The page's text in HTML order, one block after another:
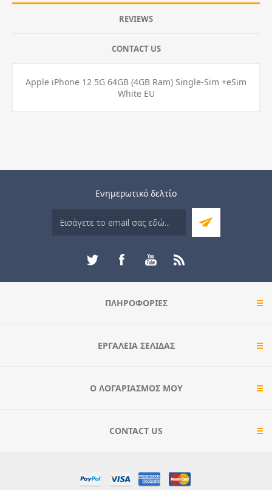
REVIEWS
CONTACT US
Apple iPhone 12 5G 64GB (4GB Ram) Single-Sim +eSim
White EU
Ενημερωτικό δελτίο
ΠΛΗΡΟΦΟΡΊΕΣ
ΕΡΓΑΛΕΊΑ ΣΕΛΊΔΑΣ
Ο ΛΟΓΑΡΙΑΣΜΌΣ ΜΟΥ
CONTACT US